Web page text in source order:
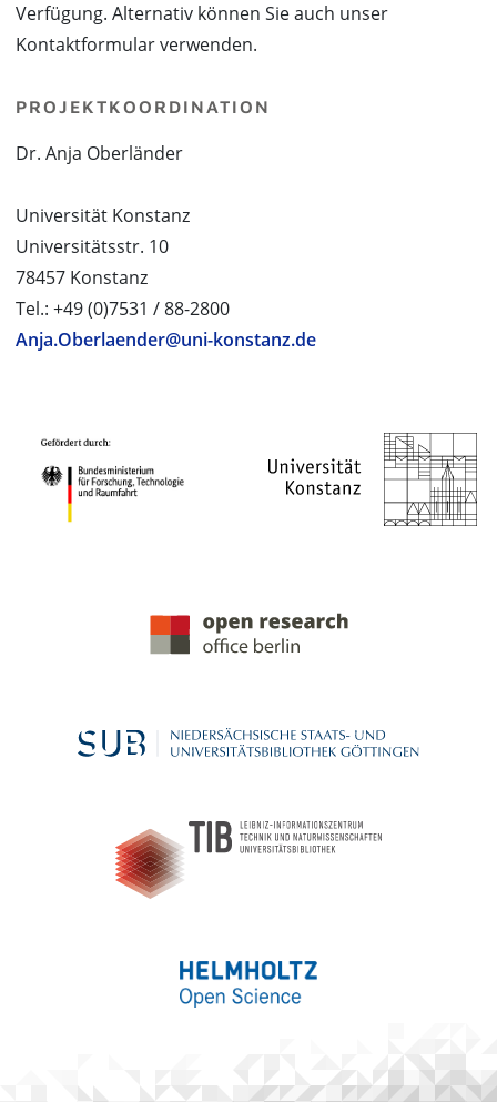
Verfügung. Alternativ können Sie auch unser
Kontaktformular verwenden.
PROJEKTKOORDINATION
Dr. Anja Oberländer
Universität Konstanz
Universitätsstr. 10
78457 Konstanz
Tel.: +49 (0)7531 / 88-2800
Anja.Oberlaender@uni-konstanz.de